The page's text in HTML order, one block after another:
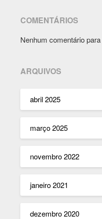
COMENTÁRIOS
Nenhum comentário
ARQUIVOS
abril 2025
março 2025
novembro 2022
janeiro 2021
dezembro 2020